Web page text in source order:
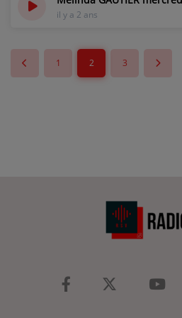
il y a 2 ans
1 2 3